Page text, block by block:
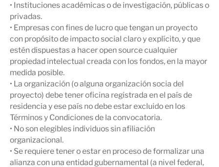
• Instituciones académicas o de investigación, públicas o
privadas.
• Empresas con fines de lucro que tengan un proyecto
con propósito de impacto social claro y explícito, y que
estén dispuestas a hacer open source cualquier
propiedad intelectual creada con los fondos, en la mayor
medida posible.
• La organización (o alguna organización socia del
proyecto) debe tener oficina registrada en el país de
residencia y ese país no debe estar excluido en los
Términos y Condiciones de la convocatoria.
• No son elegibles individuos sin afiliación
organizacional.
• Se requiere tener o estar en proceso de formalizar una
alianza con una entidad gubernamental (a nivel federal,